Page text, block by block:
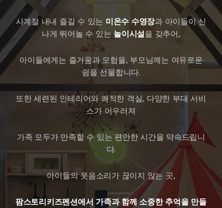
사계절 내내 즐길 수 있는 미온수 수영장과 아이들이 신
나게 뛰어놀 수 있는 놀이시설을 갖추어,
아이들에게는 즐거움과 모험을, 부모님께는 여유로운
쉼을 선물합니다.
또한 세련된 인테리어와 쾌적한 객실, 다양한 부대 서비
스가 어우러져
가족 모두가 만족할 수 있는 편안한 시간을 약속드립니
다.
아이들의 웃음소리가 끊이지 않는 곳,
팜스토리키즈펜션에서 가족과 함께 소중한 추억을 만들